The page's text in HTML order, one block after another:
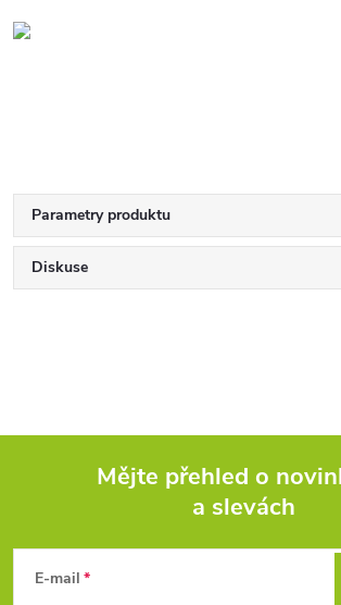
Parametry produktu
Diskuse
Mějte přehled o
a slevách
E-mail